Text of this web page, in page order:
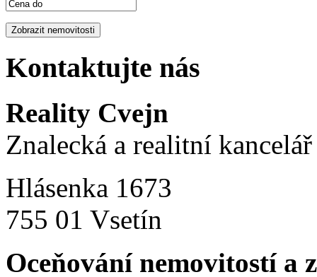
Kontaktujte nás
Reality Cvejn
Znalecká a realitní kancelář
Hlásenka 1673
755 01 Vsetín
Oceňování nemovitostí a